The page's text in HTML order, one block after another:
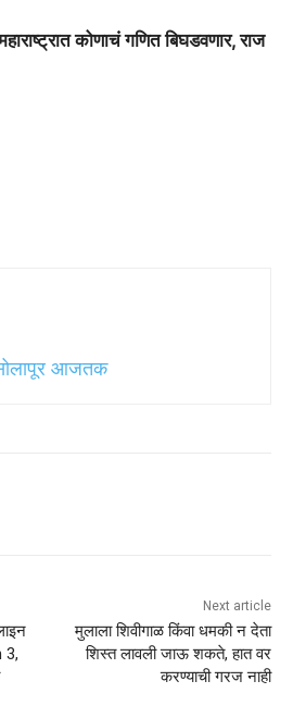
कोणाचं गणित बिघडवणार, राज
आजतक
3,
Next article
मुलाला शिवीगाळ किंवा धमकी न देता
शिस्त लावली जाऊ शकते, हात वर
करण्याची गरज नाही